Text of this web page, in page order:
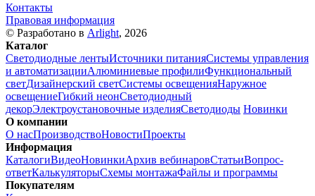
Контакты
Правовая информация
© Разработано в Arlight, 2026
Каталог
Светодиодные лентыИсточники питанияСистемы управления
и автоматизацииАлюминиевые профилиФункциональный
светДизайнерский светСистемы освещенияНаружное
освещениеГибкий неонСветодиодный
декорЭлектроустановочные изделияСветодиоды Новинки
О компании
О насПроизводствоНовостиПроекты
Информация
КаталогиВидеоНовинкиАрхив вебинаровСтатьиВопрос-
ответКалькуляторыСхемы монтажаФайлы и программы
Покупателям